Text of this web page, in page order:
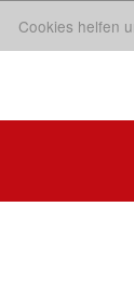
Cookies helfen